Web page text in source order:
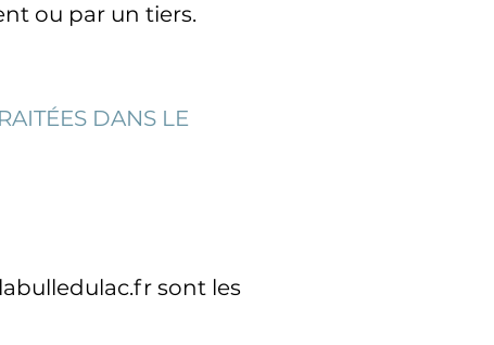
ou par un tiers.
DANS LE
sont les